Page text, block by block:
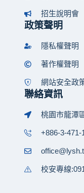
招生說明會
政策聲明
隱私權聲明
著作權聲明
網站安全政
聯絡資訊
桃園市龍潭
+886-3-471-
校安專線